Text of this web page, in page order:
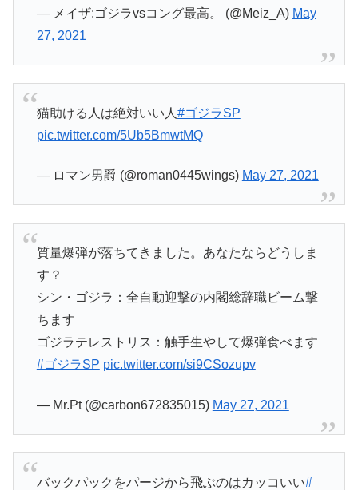
— メイザ:ゴジラvsコング最高。 (@Meiz_A) May
27, 2021
猫助ける人は絶対いい人 #ゴジラSP
pic.twitter.com/5Ub5BmwtMQ
— ロマン男爵 (@roman0445wings) May 27, 2021
質量爆弾が落ちてきました。あなたならどうしま
す？
シン・ゴジラ：全自動迎撃の内閣総辞職ビーム撃
ちます
ゴジラテレストリス：触手生やして爆弾食べます
#ゴジラSP pic.twitter.com/si9CSozupv
— Mr.Pt (@carbon672835015) May 27, 2021
バックパックをパージから飛ぶのはカッコいい#